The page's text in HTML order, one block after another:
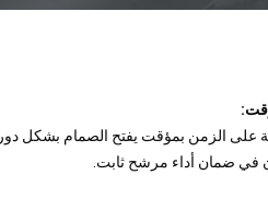
على الزمن بمؤقت يفتح الصمام بشكل
في ضمان أداء مرشح ثابت.